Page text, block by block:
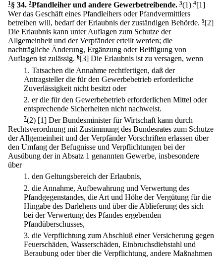
1§ 34. 2Pfandleiher und andere Gewerbetreibende. 3(1) 4[1]
Wer das Geschäft eines Pfandleihers oder Pfandvermittlers
betreiben will, bedarf der Erlaubnis der zuständigen Behörde. 5[2]
Die Erlaubnis kann unter Auflagen zum Schutze der
Allgemeinheit und der Verpfänder erteilt werden; die
nachträgliche Änderung, Ergänzung oder Beifügung von
Auflagen ist zulässig. 6[3] Die Erlaubnis ist zu versagen, wenn
1. Tatsachen die Annahme rechtfertigen, daß der
Antragsteller die für den Gewerbebetrieb erforderliche
Zuverlässigkeit nicht besitzt oder
2. er die für den Gewerbebetrieb erforderlichen Mittel oder
entsprechende Sicherheiten nicht nachweist.
7(2) [1] Der Bundesminister für Wirtschaft kann durch
Rechtsverordnung mit Zustimmung des Bundesrates zum Schutze
der Allgemeinheit und der Verpfänder Vorschriften erlassen über
den Umfang der Befugnisse und Verpflichtungen bei der
Ausübung der in Absatz 1 genannten Gewerbe, insbesondere
über
1. den Geltungsbereich der Erlaubnis,
2. die Annahme, Aufbewahrung und Verwertung des
Pfandgegenstandes, die Art und Höhe der Vergütung für die
Hingabe des Darlehens und über die Ablieferung des sich
bei der Verwertung des Pfandes ergebenden
Pfandüberschusses,
3. die Verpflichtung zum Abschluß einer Versicherung gegen
Feuerschäden, Wasserschäden, Einbruchsdiebstahl und
Beraubung oder über die Verpflichtung, andere Maßnahmen